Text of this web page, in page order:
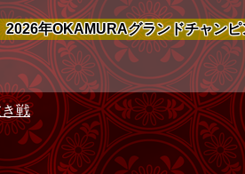
2026年OKAMURAグランドチャンピ
戦